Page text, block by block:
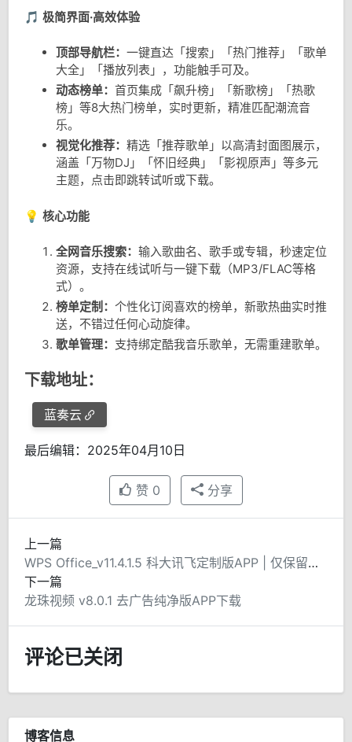
🎵 极简界面·高效体验
顶部导航栏： 一键直达「搜索」「热门推荐」「歌单
大全」「播放列表」，功能触手可及。
动态榜单： 首页集成「飙升榜」「新歌榜」「热歌
榜」等8大热门榜单，实时更新，精准匹配潮流音
乐。
视觉化推荐： 精选「推荐歌单」以高清封面图展示，
涵盖「万物DJ」「怀旧经典」「影视原声」等多元
主题，点击即跳转试听或下载。
💡 核心功能
全网音乐搜索： 输入歌曲名、歌手或专辑，秒速定位
资源，支持在线试听与一键下载（MP3/FLAC等格
式）。
榜单定制： 个性化订阅喜欢的榜单，新歌热曲实时推
送，不错过任何心动旋律。
歌单管理： 支持绑定酷我音乐歌单，无需重建歌单。
下载地址：
蓝奏云
最后编辑：2025年04月10日
赞 0 分享
上一篇
WPS Office_v11.4.1.5 科大讯飞定制版APP | 仅保留核心功能
下一篇
龙珠视频 v8.0.1 去广告纯净版APP下载
评论已关闭
博客信息